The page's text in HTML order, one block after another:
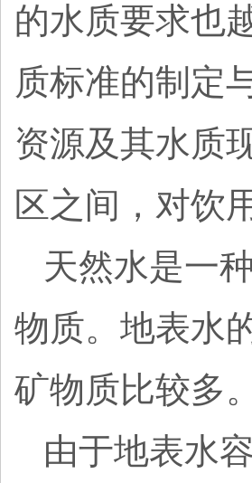
的水质要求也
质标准的制定
资源及其水质
区之间，对饮
天然水是一
物质。地表水
矿物质比较多
由于地表水